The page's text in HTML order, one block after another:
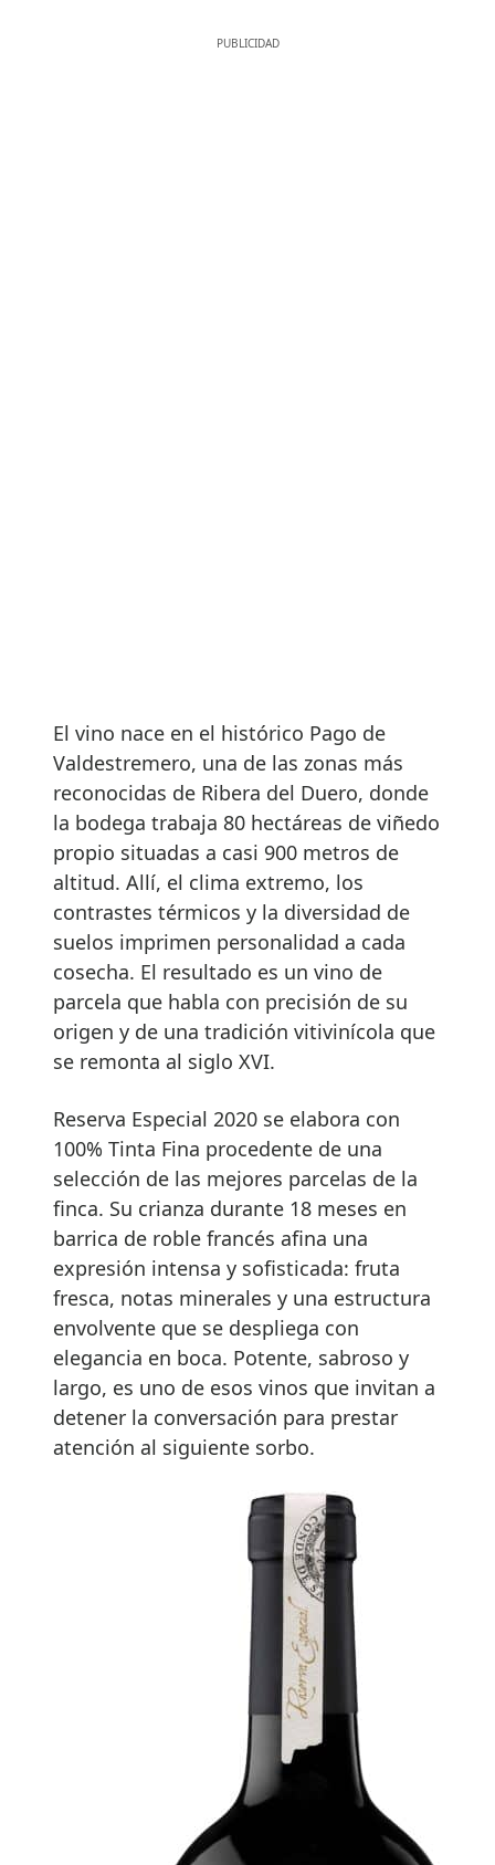
El vino nace en el histórico Pago de
Valdestremero, una de las zonas más
reconocidas de Ribera del Duero, donde
la bodega trabaja 80 hectáreas de viñedo
propio situadas a casi 900 metros de
altitud. Allí, el clima extremo, los
contrastes térmicos y la diversidad de
suelos imprimen personalidad a cada
cosecha. El resultado es un vino de
parcela que habla con precisión de su
origen y de una tradición vitivinícola que
se remonta al siglo XVI.
Reserva Especial 2020 se elabora con
100% Tinta Fina procedente de una
selección de las mejores parcelas de la
finca. Su crianza durante 18 meses en
barrica de roble francés afina una
expresión intensa y sofisticada: fruta
fresca, notas minerales y una estructura
envolvente que se despliega con
elegancia en boca. Potente, sabroso y
largo, es uno de esos vinos que invitan a
detener la conversación para prestar
atención al siguiente sorbo.